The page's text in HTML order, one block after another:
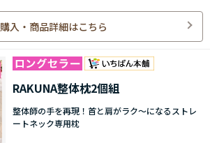
購入・商品詳細はこちら
RAKUNA整体枕2個組
整体師の手を再現！首と肩がラク～になるストレ
ートネック専用枕